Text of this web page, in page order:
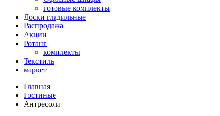
готовые комплекты
Доски гладильные
Распродажа
Акции
Ротанг
комплекты
Текстиль
маркет
Главная
Гостиные
Антресоли